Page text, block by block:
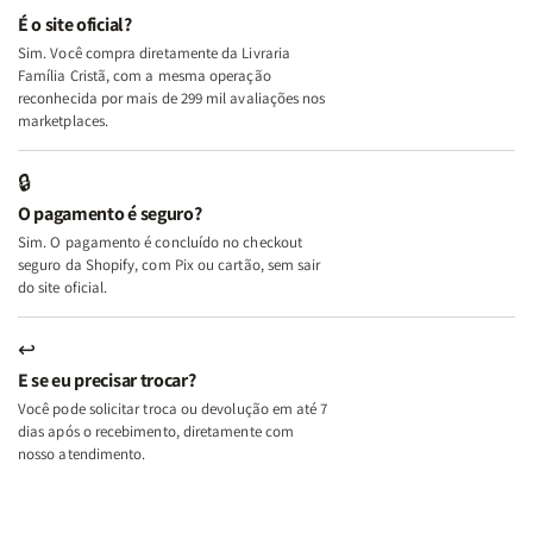
e
Deus
+
A
Mulher
Lar
+
A
Lar
É o site oficial?
Sim. Você compra diretamente da Livraria
Família Cristã, com a mesma operação
reconhecida por mais de 299 mil avaliações nos
marketplaces.
🔒
O pagamento é seguro?
Sim. O pagamento é concluído no checkout
seguro da Shopify, com Pix ou cartão, sem sair
do site oficial.
↩
E se eu precisar trocar?
Você pode solicitar troca ou devolução em até 7
dias após o recebimento, diretamente com
nosso atendimento.